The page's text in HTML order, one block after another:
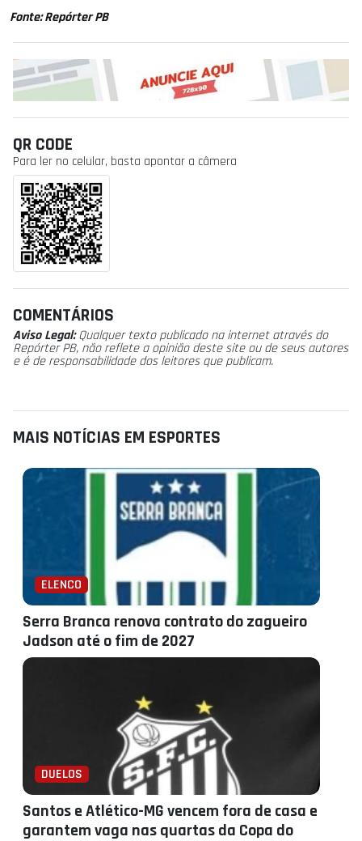
Fonte: Repórter PB
QR CODE
Para ler no celular, basta apontar a câmera
COMENTÁRIOS
Aviso Legal:Qualquer texto publicado na internet através do
Repórter PB, não reflete a opinião deste site ou de seus autores
e é de responsabilidade dos leitores que publicam.
MAIS NOTÍCIAS EM ESPORTES
ELENCO
Serra Branca renova contrato do zagueiro
Jadson até o fim de 2027
DUELOS
Santos e Atlético-MG vencem fora de casa e
garantem vaga nas quartas da Copa do